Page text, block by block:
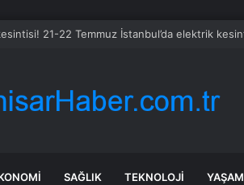
SAĞLIK TEKNOLOJI YAŞAM